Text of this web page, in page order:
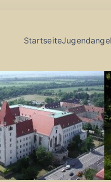
Startseite